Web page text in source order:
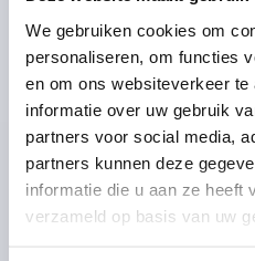
We gebruiken cookies om
personaliseren, om functies
en om ons websiteverkeer
informatie over uw gebruik
partners voor social media,
partners kunnen deze
informatie die u aan ze heeft
verzameld op basis van uw
PRODUCTGEGEVENS
CAD
DOWNLOADS